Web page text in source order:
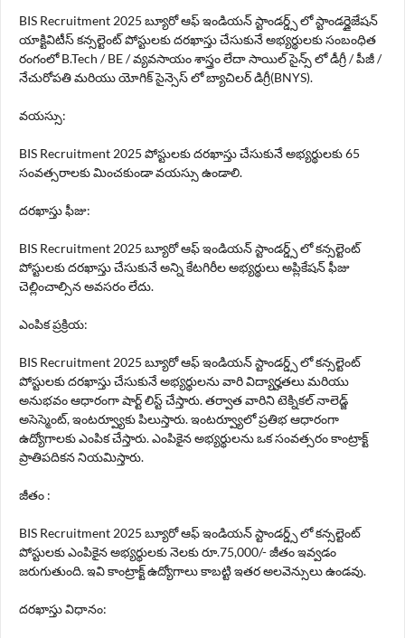
BIS Recruitment 2025 బ్యూరో ఆఫ్ ఇండియన్ స్టాండర్డ్స్ లో స్టాండర్డైజేషన్
యాక్టివిటీస్ కన్సల్టెంట్ పోస్టులకు దరఖాస్తు చేసుకునే అభ్యర్థులకు సంబంధిత
రంగంలో B.Tech / BE / వ్యవసాయం శాస్త్రం లేదా సాయిల్ సైన్స్ లో డీగ్రీ / పీజీ /
నేచురోపతి మరియు యోగిక్ సైన్సెస్ లో బ్యాచిలర్ డిగ్రీ(BNYS).
వయస్సు:
BIS Recruitment 2025 పోస్టులకు దరఖాస్తు చేసుకునే అభ్యర్థులకు 65
సంవత్సరాలకు మించకుండా వయస్సు ఉండాలి.
దరఖాస్తు ఫీజు:
BIS Recruitment 2025 బ్యూరో ఆఫ్ ఇండియన్ స్టాండర్డ్స్ లో కన్సల్టెంట్
పోస్టులకు దరఖాస్తు చేసుకునే అన్ని కేటగిరీల అభ్యర్థులు అప్లికేషన్ ఫీజు
చెల్లించాల్సిన అవసరం లేదు.
ఎంపిక ప్రక్రియ:
BIS Recruitment 2025 బ్యూరో ఆఫ్ ఇండియన్ స్టాండర్డ్స్ లో కన్సల్టెంట్
పోస్టులకు దరఖాస్తు చేసుకునే అభ్యర్థులను వారి విద్యార్హతలు మరియు
అనుభవం ఆధారంగా షార్ట్ లిస్ట్ చేస్తారు. తర్వాత వారిని టెక్నికల్ నాలెడ్జ్
అసెస్మెంట్, ఇంటర్వ్యూకు పిలుస్తారు. ఇంటర్వ్యూలో ప్రతిభ ఆధారంగా
ఉద్యోగాలకు ఎంపిక చేస్తారు. ఎంపికైన అభ్యర్థులను ఒక సంవత్సరం కాంట్రాక్ట్
ప్రాతిపదికన నియమిస్తారు.
జీతం :
BIS Recruitment 2025 బ్యూరో ఆఫ్ ఇండియన్ స్టాండర్డ్స్ లో కన్సల్టెంట్
పోస్టులకు ఎంపికైన అభ్యర్థులకు నెలకు రూ.75,000/- జీతం ఇవ్వడం
జరుగుతుంది. ఇవి కాంట్రాక్ట్ ఉద్యోగాలు కాబట్టి ఇతర అలవెన్సులు ఉండవు.
దరఖాస్తు విధానం: